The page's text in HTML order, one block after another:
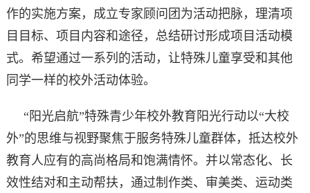
作的实施方案，成立专家顾问团为活动把脉，理清项
目目标、项目内容和途径，总结研讨形成项目活动模
式。希望通过一系列的活动，让特殊儿童享受和其他
同学一样的校外活动体验。
“阳光启航”特殊青少年校外教育阳光行动以“大校
外”的思维与视野聚焦于服务特殊儿童群体，抵达校外
教育人应有的高尚格局和饱满情怀。并以常态化、长
效性结对和主动帮扶，通过制作类、审美类、运动类